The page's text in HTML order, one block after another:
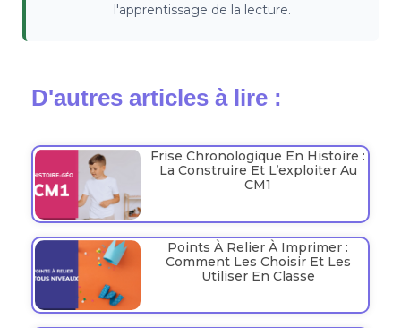
l'apprentissage de la lecture.
D'autres articles à lire :
Frise Chronologique En Histoire :
La Construire Et L’exploiter Au
CM1
Points À Relier À Imprimer :
Comment Les Choisir Et Les
Utiliser En Classe